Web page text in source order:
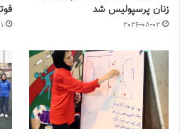
زنان پرسپولیس شد
2026-08-02